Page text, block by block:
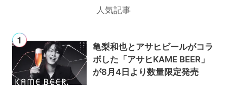
人気記事
亀梨和也とアサヒビールがコラ
ボした「アサヒKAME BEER」
が8月4日より数量限定発売